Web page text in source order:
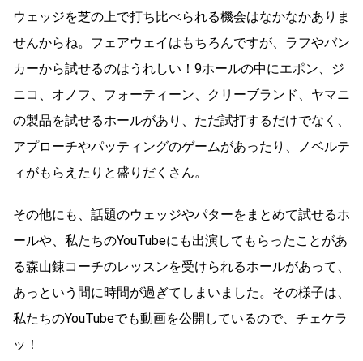
ウェッジを芝の上で打ち比べられる機会はなかなかありま
せんからね。フェアウェイはもちろんですが、ラフやバン
カーから試せるのはうれしい！9ホールの中にエポン、ジ
ニコ、オノフ、フォーティーン、クリーブランド、ヤマニ
の製品を試せるホールがあり、ただ試打するだけでなく、
アプローチやパッティングのゲームがあったり、ノベルテ
ィがもらえたりと盛りだくさん。
その他にも、話題のウェッジやパターをまとめて試せるホ
ールや、私たちのYouTubeにも出演してもらったことがあ
る森山錬コーチのレッスンを受けられるホールがあって、
あっという間に時間が過ぎてしまいました。その様子は、
私たちのYouTubeでも動画を公開しているので、チェケラ
ッ！